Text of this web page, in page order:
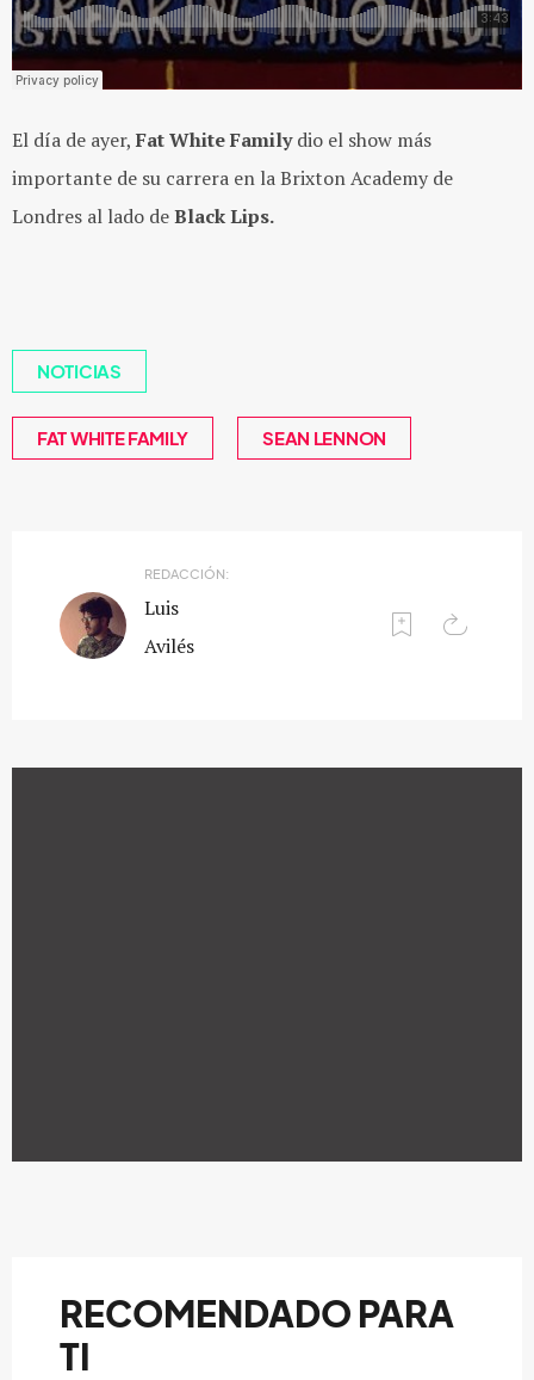
El día de ayer, Fat White Familydio el show más
importante de su carrera en la Brixton Academy de
Londres al lado deBlack Lips.
NOTICIAS
FAT WHITE FAMILY SEAN LENNON
REDACCIÓN:
Luis
Avilés
RECOMENDADO PARA
TI